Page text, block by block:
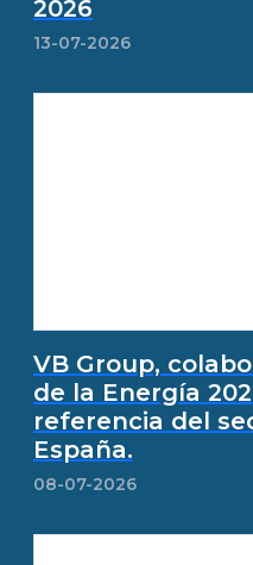
2026
13-07-2026
VB Group,
de la Energía
referencia del
España.
08-07-2026